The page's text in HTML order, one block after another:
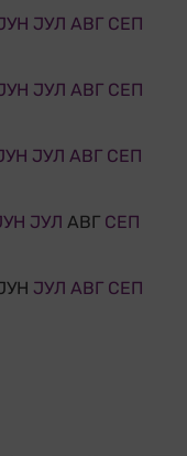
ЈУЛ АВГ СЕП
ЈУЛ АВГ СЕП
ЈУЛ АВГ СЕП
ЈУЛ АВГ СЕП
ЈУЛ АВГ СЕП